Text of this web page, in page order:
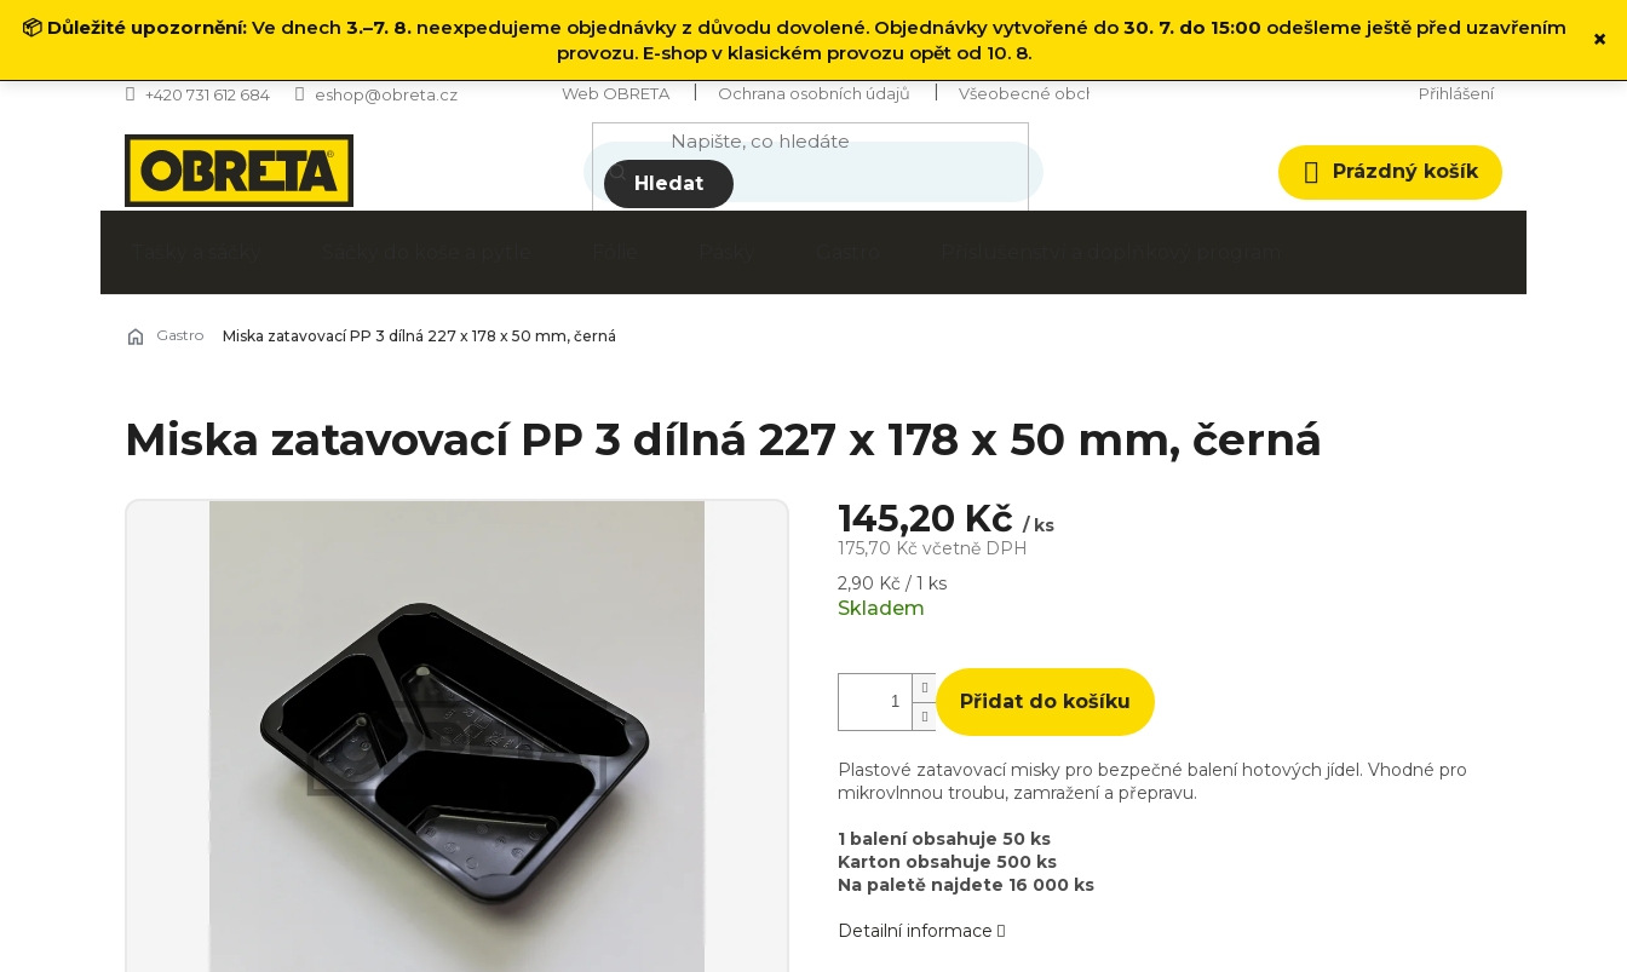
📦 Důležité upozornění: Ve dnech 3.–7. 8. neexpedujeme objednávky z důvodu dovolené. Objednávky vytvořené do 30. 7. do 15:00 odešleme ještě před uzavřením
provozu. E-shop v klasickém provozu opět od 10. 8.
×
Přejít
+420 731 612 684 eshop@obreta.cz Web OBRETA Ochrana osobních údajů Všeobecné obchodní podmínky Přihlášení
Hledat
Nákupní
košík
Prázdný košík
Gastro Miska zatavovací PP 3 dílná 227 x 178 x 50 mm, černá
Miska zatavovací PP 3 dílná 227 x 178 x 50 mm, černá
145,20 Kč / ks
175,70 Kč včetně DPH
Měrná
cena:
2,90 Kč / 1 ks
Skladem
Přidat do košíku
Plastové zatavovací misky pro bezpečné balení hotových jídel. Vhodné pro
mikrovlnnou troubu, zamražení a přepravu.
1 balení obsahuje 50 ks
Karton obsahuje 500 ks
Na paletě najdete 16 000 ks
Detailní informace